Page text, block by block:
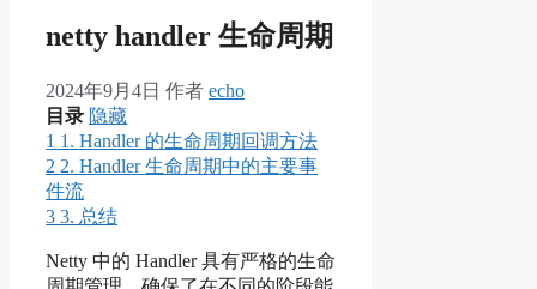
netty handler 生命周期
2024年9月4日 作者 echo
目录 隐藏
1 1. Handler 的生命周期回调方法
2 2. Handler 生命周期中的主要事
件流
3 3. 总结
Netty 中的 Handler 具有严格的生命